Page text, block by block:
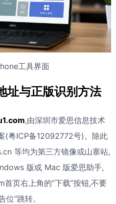
工具界面
址与正版识别方法
,由深圳市爱思信息技术
(粤ICP备12092772号)。除此
等均为第三方镜像或山寨站,
版或 Mac 版爱思助手,
页右上角的”下载”按钮,不要
”跳转。